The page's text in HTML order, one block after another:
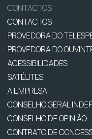
CONTACTOS
CONTACTOS
PROVEDORA DO
PROVEDORA DO
ACESSIBILIDADES
SATÉLITES
A EMPRESA
CONSELHO GERAL
CONSELHO DE OPINIÃO
CONTRATO DE